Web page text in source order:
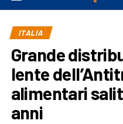
ITALIA
Grande
lente
alimentari
anni